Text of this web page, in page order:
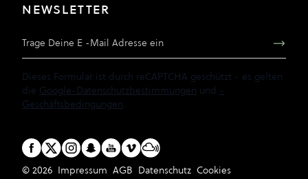
NEWSLETTER
Dieses Formular ist durch reCAPTCHA geschützt - es gelten
die Google-Datenschutzbestimmungen und -
Geschäftsbedingungen.
© 2026 Impressum AGB Datenschutz Cookies